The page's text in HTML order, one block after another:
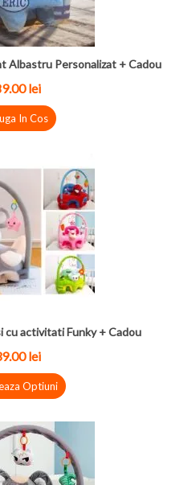
Albastru Personalizat + Cadou
lei
In Cos
activitati Funky + Cadou
lei
Optiuni